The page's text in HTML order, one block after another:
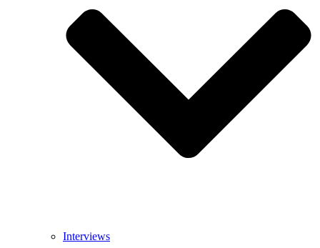
Interviews